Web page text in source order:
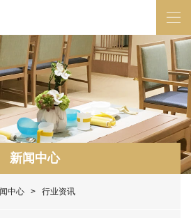
新闻中心
中心 > 行业资讯